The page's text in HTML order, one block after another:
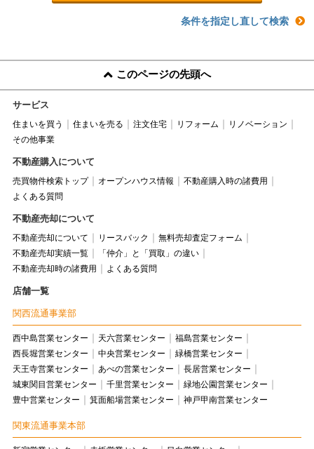
条件を指定し直して検索
このページの先頭へ
サービス
住まいを買う 住まいを売る 注文住宅 リフォーム
リノベーション
その他事業
不動産購入について
売買物件検索トップ オープンハウス情報
不動産購入時の諸費用
よくある質問
不動産売却について
不動産売却について リースバック
無料売却査定フォーム
不動産売却実績一覧
「仲介」と「買取」の違い
不動産売却時の諸費用
よくある質問
店舗一覧
関西流通事業部
西中島営業センター 天六営業センター
福島営業センター
西長堀営業センター
中央営業センター
緑橋営業センター
天王寺営業センター
あべの営業センター
長居営業センター
城東関目営業センター
千里営業センター
緑地公園営業センター
豊中営業センター
箕面船場営業センター 神戸甲南営業センター
関東流通事業本部